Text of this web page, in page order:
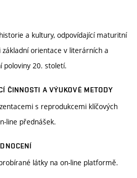
a kultury, odpovídající maturitní
orientace v literárních a
poloviny 20. století.
ČINNOSTI A VÝUKOVÉ METODY
s reprodukcemi klíčových
line přednášek.
látky na on-line platformě.